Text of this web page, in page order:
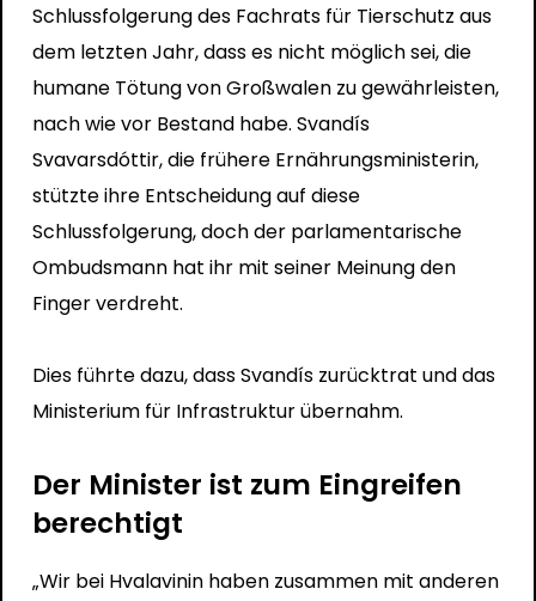
Schlussfolgerung des Fachrats für Tierschutz aus
dem letzten Jahr, dass es nicht möglich sei, die
humane Tötung von Großwalen zu gewährleisten,
nach wie vor Bestand habe. Svandís
Svavarsdóttir, die frühere Ernährungsministerin,
stützte ihre Entscheidung auf diese
Schlussfolgerung, doch der parlamentarische
Ombudsmann hat ihr mit seiner Meinung den
Finger verdreht.
Dies führte dazu, dass Svandís zurücktrat und das
Ministerium für Infrastruktur übernahm.
Der Minister ist zum Eingreifen
berechtigt
„Wir bei Hvalavinin haben zusammen mit anderen